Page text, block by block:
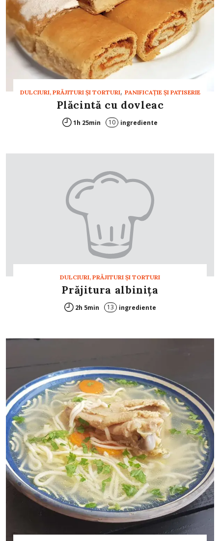
DULCIURI, PRĂJITURI ȘI TORTURI, PANIFICAŢIE ŞI PATISERIE
Plăcintă cu dovleac
1h 25min 10 ingrediente
DULCIURI, PRĂJITURI ȘI TORTURI
Prăjitura albiniţa
2h 5min 13 ingrediente